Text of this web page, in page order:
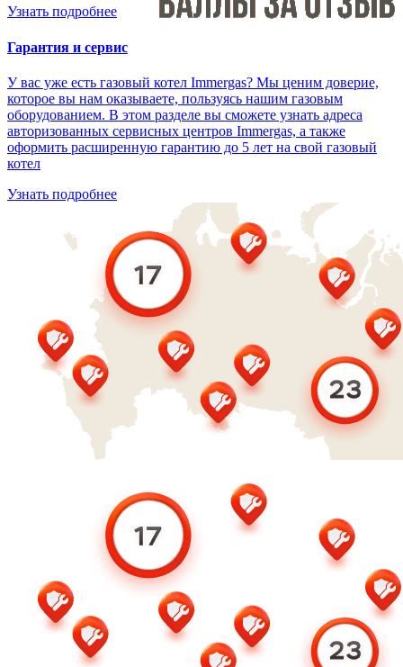
Узнать подробнее
Гарантия и сервис
У вас уже есть газовый котел Immergas? Мы ценим доверие,
которое вы нам оказываете, пользуясь нашим газовым
оборудованием. В этом разделе вы сможете узнать адреса
авторизованных сервисных центров Immergas, а также
оформить расширенную гарантию до 5 лет на свой газовый
котел
Узнать подробнее